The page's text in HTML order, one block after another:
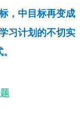
，中目标再变成
习计划的不切实